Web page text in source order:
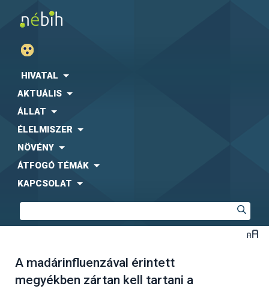
HIVATAL
AKTUÁLIS
ÁLLAT
ÉLELMISZER
NÖVÉNY
ÁTFOGÓ TÉMÁK
KAPCSOLAT
A madárinfluenzával érintett
megyékben zártan kell tartani a